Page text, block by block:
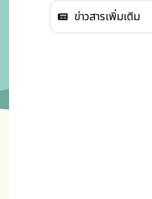
ข่าวสารเพิ่มเติม